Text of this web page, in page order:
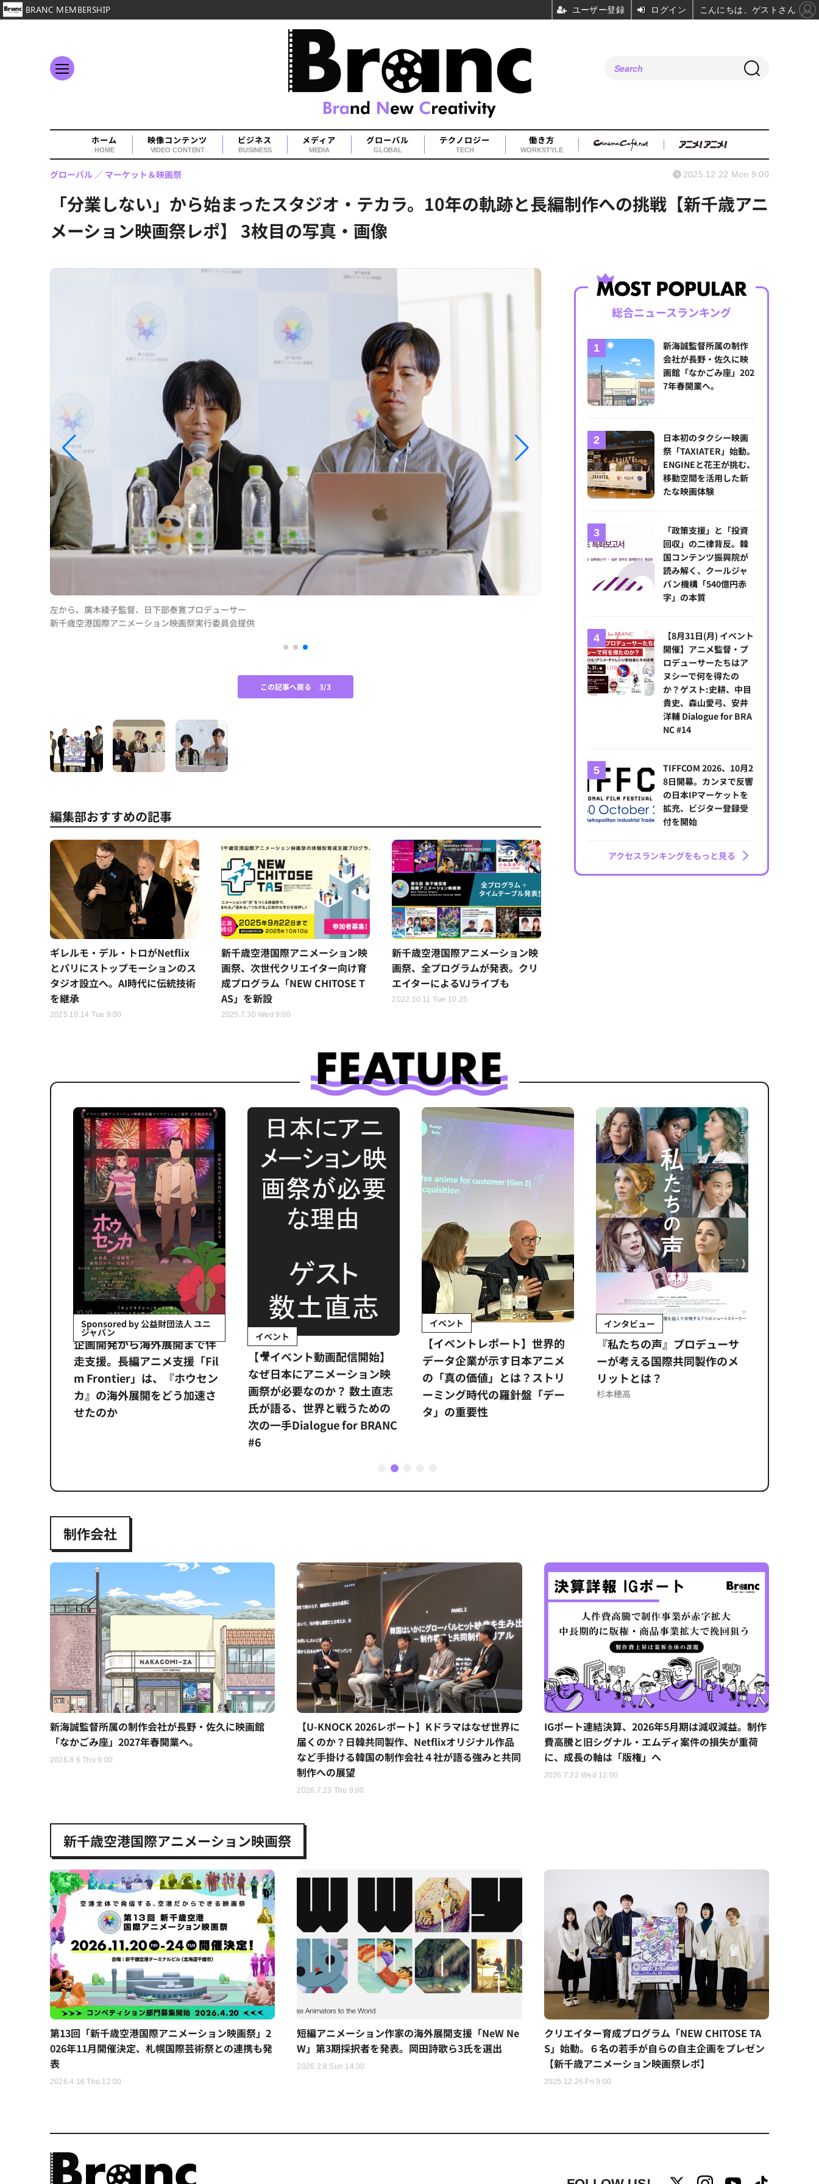
ホーム
HOME
映像コンテンツ
VIDEO CONTENT
ビジネス
BUSINESS
メディア
MEDIA
グローバル
GLOBAL
テクノロジー
TECH
働き方
WORKSTYLE
「分業しない」から始まったスタジオ・テカラ。10年の軌跡と長編制作への挑戦【新千歳アニ
メーション映画祭レポ】 3枚目の写真・画像
グローバル マーケット＆映画祭 2025.12.22 Mon 9:00
新千歳空港国際アニメーション映画祭実行委員会提供
左から、廣木綾子監督、日下部泰寛プロデューサー
左から、及川雅昭チーフプロデューサー、八代健志監督、廣木綾子監
この記事へ戻る 3/3
編集部おすすめの記事
ギレルモ・デル・トロがNetflix
とパリにストップモーションのス
タジオ設立へ。AI時代に伝統技術
を継承
2025.10.14 Tue 9:00
新千歳空港国際アニメーション映
画祭、次世代クリエイター向け育
成プログラム「NEW CHITOSE T
AS」を新設
2025.7.30 Wed 9:00
新千歳空港国際アニメーション映
画祭、全プログラムが発表。クリ
エイターによるVJライブも
2022.10.11 Tue 10:25
総合ニュースランキング
新海誠監督所属の制作
会社が長野・佐久に映
画館「なかごみ座」202
7年春開業へ。
日本初のタクシー映画
祭「TAXIATER」始動。
ENGINEと花王が挑む、
移動空間を活用した新
たな映画体験
「政策支援」と「投資
回収」の二律背反。韓
国コンテンツ振興院が
読み解く、クールジャ
パン機構「540億円赤
字」の本質
【8月31日(月) イベント
開催】アニメ監督・プ
ロデューサーたちはア
ヌシーで何を得たの
か？ゲスト:史耕、中目
貴史、森山愛弓、安井
洋輔 Dialogue for BRA
NC #14
TIFFCOM 2026、10月2
8日開幕。カンヌで反響
の日本IPマーケットを
拡充、ビジター登録受
付を開始
アクセスランキングをもっと見る
Sponsored by 公益財団法人 ユニ
ジャパン
企画開発から海外展開まで伴
走支援。長編アニメ支援「Fil
m Frontier」は、『ホウセン
カ』の海外展開をどう加速さ
せたのか
イベント
【🎥イベント動画配信開始】
なぜ日本にアニメーション映
画祭が必要なのか？ 数土直志
氏が語る、世界と戦うための
次の一手Dialogue for BRANC
#6
イベント
【イベントレポート】世界的
データ企業が示す日本アニメ
の「真の価値」とは？ストリ
ーミング時代の羅針盤「デー
タ」の重要性
インタビュー
『私たちの声』プロデューサ
ーが考える国際共同製作のメ
リットとは？
杉本穂高
1 2
制作会社
新海誠監督所属の制作会社が長野・佐久に映画館
「なかごみ座」2027年春開業へ。
2026.8.6 Thu 9:00
【U-KNOCK 2026レポート】Kドラマはなぜ世界に
届くのか？日韓共同製作、Netflixオリジナル作品
など手掛ける韓国の制作会社４社が語る強みと共同
制作への展望
2026.7.23 Thu 9:00
IGポート連結決算、2026年5月期は減収減益。制作
費高騰と旧シグナル・エムディ案件の損失が重荷
に、成長の軸は「版権」へ
2026.7.22 Wed 12:00
新千歳空港国際アニメーション映画祭
第13回「新千歳空港国際アニメーション映画祭」2
026年11月開催決定、札幌国際芸術祭との連携も発
表
2026.4.16 Thu 12:00
短編アニメーション作家の海外展開支援「NeW Ne
W」第3期採択者を発表。岡田詩歌ら3氏を選出
2026.2.8 Sun 14:30
クリエイター育成プログラム「NEW CHITOSE TA
S」始動。６名の若手が自らの自主企画をプレゼン
【新千歳アニメーション映画祭レポ】
2025.12.26 Fri 9:00
BRANC MEMBERSHIP ユーザー登録 ログイン こんにちは、ゲストさん